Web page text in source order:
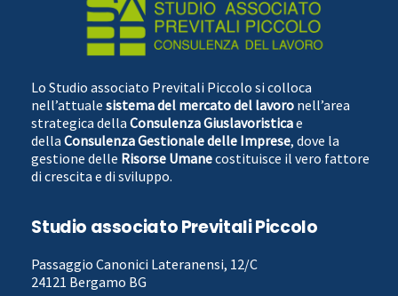
Lo Studio associato Previtali Piccolo si colloca
nell’attualesistema del mercato del lavoro nell’area
strategica dellaConsulenza Giuslavoristicae
dellaConsulenza Gestionale delle Imprese, dove la
gestione delle Risorse Umanecostituisce il vero fattore
di crescita e di sviluppo.
Studio associato Previtali Piccolo
Passaggio Canonici Lateranensi, 12/C
24121 Bergamo BG